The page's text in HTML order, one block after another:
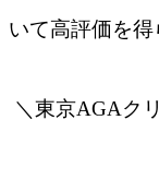
いて高評価を得
＼東京AGAク